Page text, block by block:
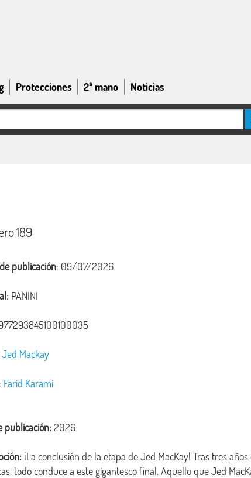
Protecciones 2ª mano Noticias
189
publicación: 09/07/2026
: PANINI
Jed Mackay
Farid Karami
publicación:2026
¡La conclusión de la etapa de Jed MacKay! Tras tres
todo conduce a este gigantesco final. Aquello que Jed